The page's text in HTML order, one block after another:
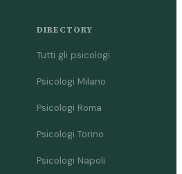
DIRECTORY
Tutti gli psicologi
Psicologi Milano
Psicologi Roma
Psicologi Torino
Psicologi Napoli